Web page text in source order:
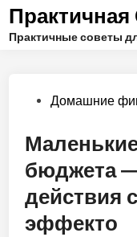
Перейти
содержимому
Практичные советы
Опубликовано
Домашние
бюджета
действия
эффекто